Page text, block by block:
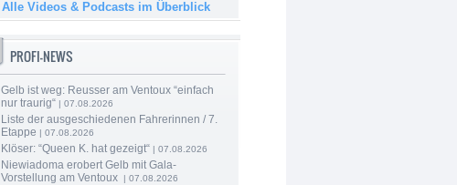
Alle Videos & Podcasts im Überblick
PROFI-NEWS
Gelb ist weg: Reusser am Ventoux “einfach
nur traurig“ | 07.08.2026
Liste der ausgeschiedenen Fahrerinnen / 7.
Etappe | 07.08.2026
Klöser: “Queen K. hat gezeigt“ | 07.08.2026
Niewiadoma erobert Gelb mit Gala-
Vorstellung am Ventoux
| 07.08.2026